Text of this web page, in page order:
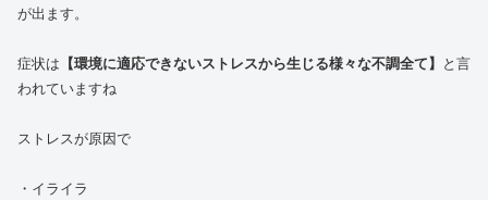
が出ます。
症状は 【環境に適応できないストレスから生じる様々な不調全て】 と言
われていますね
ストレスが原因で
・イライラ